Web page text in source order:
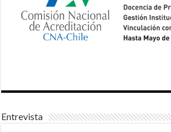
Entrevista